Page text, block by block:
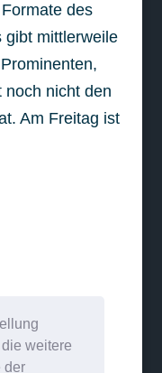
weitere
der
des
gibt mittlerweile
noch nicht den
Am Freitag ist